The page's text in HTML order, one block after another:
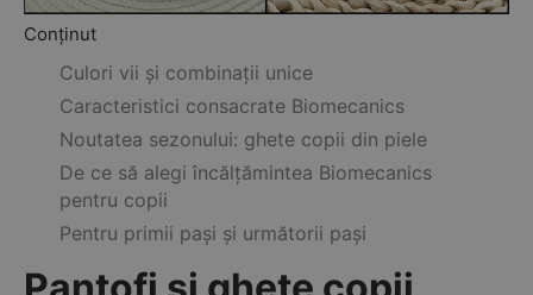
Conținut
Culori vii și combinații unice
Caracteristici consacrate Biomecanics
Noutatea sezonului: ghete copii din piele
De ce să alegi încălțămintea Biomecanics
pentru copii
Pentru primii pași și următorii pași